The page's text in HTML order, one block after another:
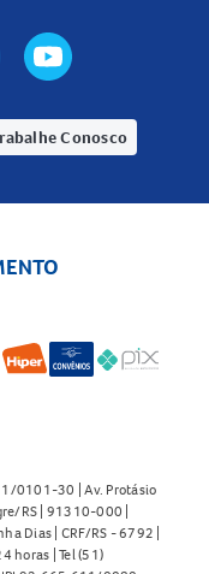
Conosco
0101-30 | Av. Protásio
RS | 91310-000 |
Dias | CRF/RS - 6792 |
horas | Tel (51)